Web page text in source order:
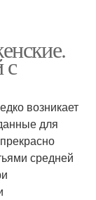
с
возникает
для
средней